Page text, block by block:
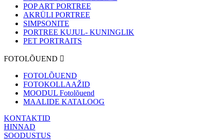
POP ART PORTREE
AKRÜLI PORTREE
SIMPSONITE
PORTREE KUJUL- KUNINGLIK
PET PORTRAITS
FOTOLÕUEND
FOTOLÕUEND
FOTOKOLLAAŽID
MOODUL Fotolõuend
MAALIDE KATALOOG
KONTAKTID
HINNAD
SOODUSTUS